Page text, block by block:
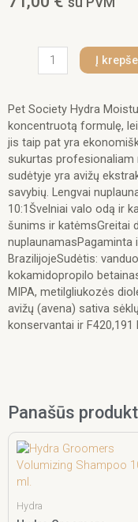
produkto
Groomers
Moisturizing
Shampoo
Gallon
5000
ml.
Į
Pet Society Hydra
koncentruotą formulę,
jis taip pat yra
sukurtas profesionaliam
sudėtyje yra avižų
savybių. Lengvai
10:1Švelniai valo odą ir
šunims ir katėmsGreitai
nuplaunamasPagaminta
BrazilijojeSudėtis:
kokamidopropilo
MIPA, metilgliukozės
avižų (avena) sativa
konservantai ir F420,191
Panašūs
Hydra